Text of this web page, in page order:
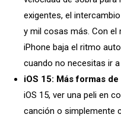
exigentes, el
y mil cosas más. Con el
iPhone baja el ritmo
cuando no necesitas ir
iOS 15: Más formas
iOS 15, ver una peli en
canción o simplemente